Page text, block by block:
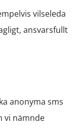
vilseleda
ansvarsfullt
anonyma sms
vi nämnde